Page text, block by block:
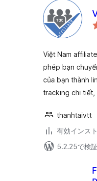
Việt Nam
phép bạn
của bạn thành
tracking chi tiết,
thanhtaivtt
有効インス
5.2.25で検